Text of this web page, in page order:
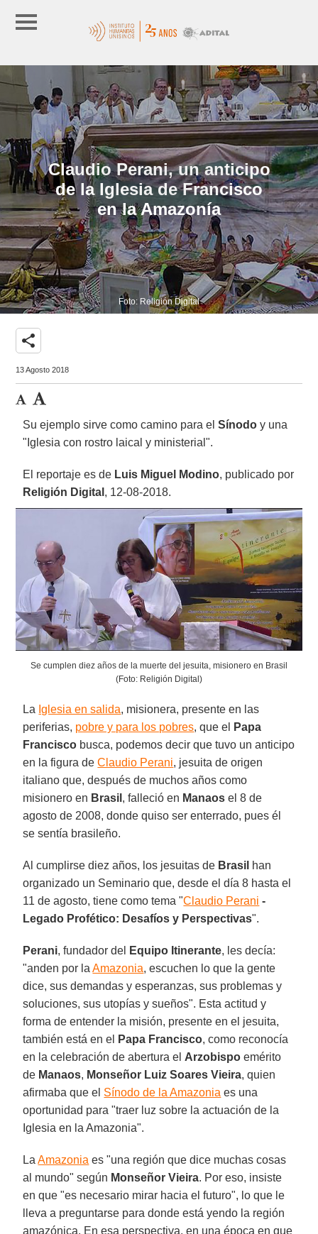
Claudio Perani, un anticipo
de la Iglesia de Francisco
en la Amazonía
Foto: Religión Digital
share
13 Agosto 2018
Su ejemplo sirve como camino para elSínodo y una
"Iglesia con rostro laical y ministerial".
El reportaje es de Luis Miguel Modino, publicado por
Religión Digital , 12-08-2018.
Se cumplen diez años de la muerte del jesuita, misionero en Brasil
(Foto: Religión Digital)
La Iglesia en salida, misionera, presente en las
periferias, pobre y para los pobres, que el
Papa
Francisco busca, podemos decir que tuvo un anticipo
en la figura deClaudio Perani, jesuita de origen
italiano que, después de muchos años como
misionero en Brasil , falleció en Manaos el 8 de
agosto de 2008, donde quiso ser enterrado, pues él
se sentía brasileño.
Al cumplirse diez años, los jesuitas de Brasil han
organizado un Seminario que, desde el día 8 hasta el
11 de agosto, tiene como tema "Claudio Perani -
Legado Profético: Desafíos y Perspectivas".
Perani, fundador del Equipo Itinerante, les decía:
"anden por laAmazonia, escuchen lo que la gente
dice, sus demandas y esperanzas, sus problemas y
soluciones, sus utopías y sueños". Esta actitud y
forma de entender la misión, presente en el jesuita,
también está en el
Papa Francisco, como reconocía
en la celebración de abertura el Arzobispo emérito
de Manaos, Monseñor Luiz Soares Vieira, quien
afirmaba que el Sínodo de la Amazonia es una
oportunidad para "traer luz sobre la actuación de la
Iglesia en la Amazonia".
LaAmazonia es "una región que dice muchas cosas
al mundo" según Monseñor Vieira. Por eso, insiste
en que "es necesario mirar hacia el futuro", lo que le
lleva a preguntarse para donde está yendo la región
amazónica. En esa perspectiva, en una época en que